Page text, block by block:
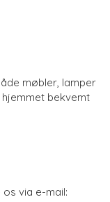
møbler, lamper
bekvemt
via e-mail: